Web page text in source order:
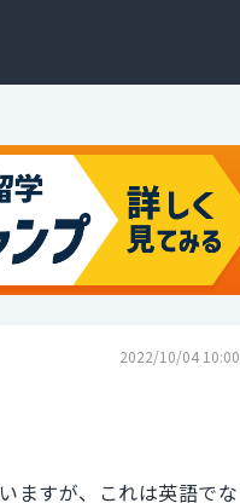
2022/10/04 10:00
ますが、これは英語でな